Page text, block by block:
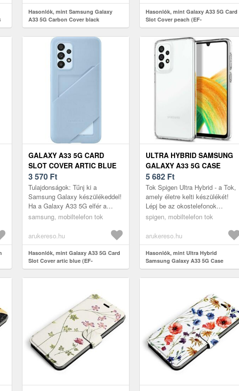
Hasonlók, mint Samsung Galaxy
A33 5G Carbon Cover black
Hasonlók, mint Galaxy A33 5G Card
Slot Cover peach (EF-
OA336TPEGWW)
GALAXY A33 5G CARD
SLOT COVER ARTIC BLUE
(EF-OA336TLEGWW)
3 570 Ft
Tulajdonságok: Tűnj ki a
Samsung Galaxy készülékeddel!
Ha a Galaxy A33 5G elfér a
zsebedben, akkor megvan
szükséged va...
samsung, mobiltelefon tok
arukereso.hu
Hasonlók, mint Galaxy A33 5G Card
Slot Cover artic blue (EF-
OA336TLEGWW)
ULTRA HYBRID SAMSUNG
GALAXY A33 5G CASE
CRYSTAL CLEAR
(ACS04317)
5 682 Ft
Tok Spigen Ultra Hybrid - a Tok,
amely életre kelti készülékét!
Lépj be az okostelefonok
védelmének forradalmába a
t...
spigen, mobiltelefon tok
arukereso.hu
Hasonlók, mint Ultra Hybrid
Samsung Galaxy A33 5G Case
crystal clear (ACS04317)